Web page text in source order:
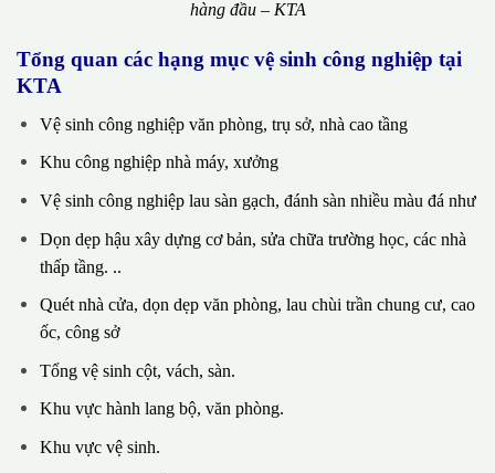
hàng đầu – KTA
Tổng quan các hạng mục vệ sinh công nghiệp tại
KTA
Vệ sinh công nghiệp văn phòng, trụ sở, nhà cao tầng
Khu công nghiệp nhà máy, xưởng
Vệ sinh công nghiệp lau sàn gạch, đánh sàn nhiều màu đá như
Dọn dẹp hậu xây dựng cơ bản, sửa chữa trường học, các nhà
thấp tầng. ..
Quét nhà cửa, dọn dẹp văn phòng, lau chùi trần chung cư, cao
ốc, công sở
Tổng vệ sinh cột, vách, sàn.
Khu vực hành lang bộ, văn phòng.
Khu vực vệ sinh.